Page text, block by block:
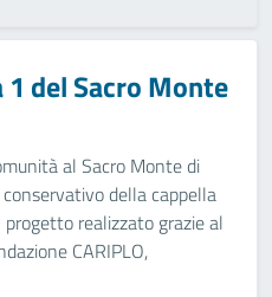
del Sacro Monte
al Sacro Monte di
della cappella
realizzato grazie al
CARIPLO,